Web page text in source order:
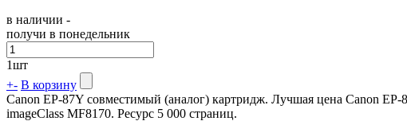
в наличии -
получи в понедельник
1шт
+- В корзину
Canon EP-87Y совместимый (аналог) картридж. Лучшая цена Canon
imageClass MF8170. Ресурс 5 000 страниц.